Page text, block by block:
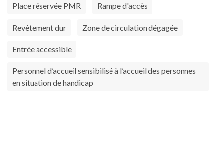
Place réservée PMR Rampe d'accès
Revêtement dur Zone de circulation dégagée
Entrée accessible
Personnel d’accueil sensibilisé à l’accueil des personnes
en situation de handicap